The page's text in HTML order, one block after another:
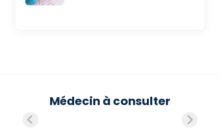
Médecin à consulter